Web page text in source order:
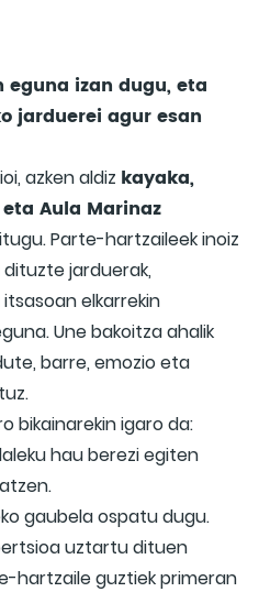
eguna izan dugu, eta
jarduerei agur esan
azken aldiz kayaka,
Aula Marinaz
Parte-hartzaileek inoiz
jarduerak,
elkarrekin
Une bakoitza ahalik
barre, emozio eta
bikainarekin igaro da:
hau berezi egiten
gaubela ospatu dugu.
uztartu dituen
hartzaile guztiek primeran